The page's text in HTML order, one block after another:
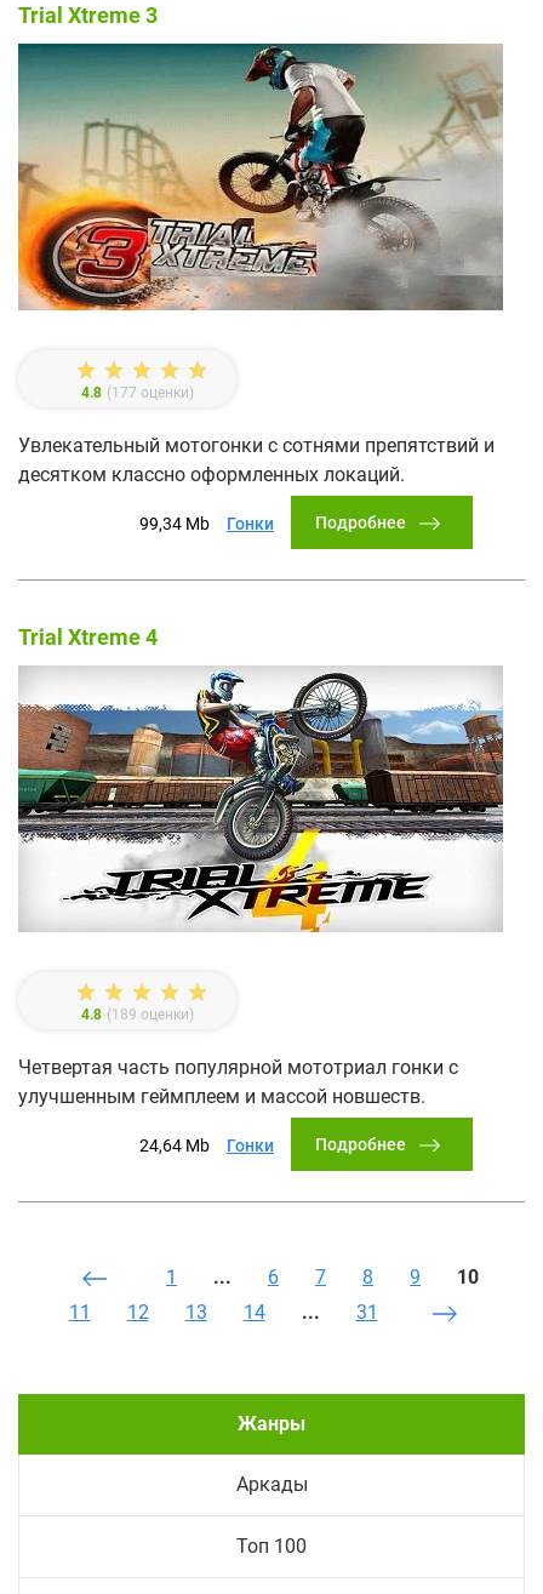
Trial Xtreme 3
4.8 (177 оценки)
Увлекательный мотогонки с сотнями препятствий и
десятком классно оформленных локаций.
99,34 Mb Гонки Подробнее
Trial Xtreme 4
4.8 (189 оценки)
Четвертая часть популярной мототриал гонки с
улучшенным геймплеем и массой новшеств.
24,64 Mb Гонки Подробнее
1 ... 6 7 8 9
10
11
12 13 14 ... 31
Жанры
Аркады
Топ 100